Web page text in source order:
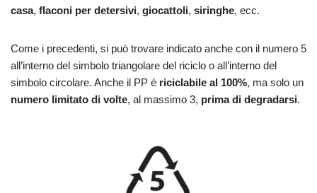
casa, flaconi per detersivi, giocattoli, siringhe, ecc.
Come i precedenti, si può trovare indicato anche con il numero 5
all’interno del simbolo triangolare del riciclo o all’interno del
simbolo circolare. Anche il PP è riciclabile al 100%, ma solo un
numero limitato di volte, al massimo 3, prima di degradarsi.